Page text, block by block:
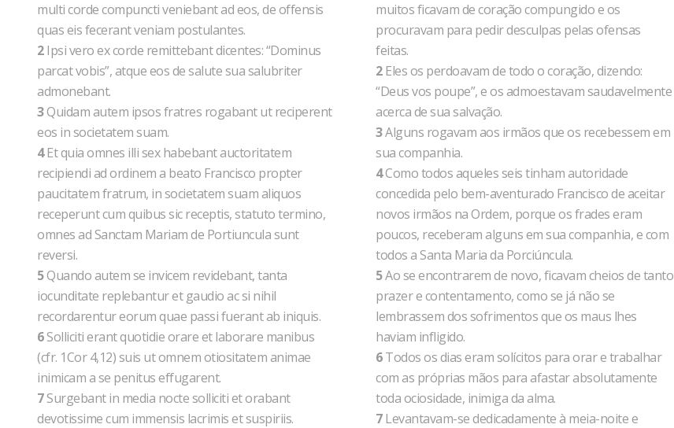
multi corde compuncti veniebant ad eos, de offensis
quas eis fecerant veniam postulantes.
2Ipsi vero ex corde remittebant dicentes: “Dominus
parcat vobis”, atque eos de salute sua salubriter
admonebant.
3Quidam autem ipsos fratres rogabant ut reciperent
eos in societatem suam.
4Et quia omnes illi sex habebant auctoritatem
recipiendi ad ordinem a beato Francisco propter
paucitatem fratrum, in societatem suam aliquos
receperunt cum quibus sic receptis, statuto termino,
omnes ad Sanctam Mariam de Portiuncula sunt
reversi.
5Quando autem se invicem revidebant, tanta
iocunditate replebantur et gaudio ac si nihil
recordarentur eorum quae passi fuerant ab iniquis.
6Solliciti erant quotidie orare et laborare manibus
(cfr. 1Cor 4,12) suis ut omnem otiositatem animae
inimicam a se penitus effugarent.
7Surgebant in media nocte solliciti et orabant
devotissime cum immensis lacrimis et suspiriis.
muitos ficavam de coração compungido e os
procuravam para pedir desculpas pelas ofensas
feitas.
2Eles os perdoavam de todo o coração, dizendo:
“Deus vos poupe”, e os admoestavam saudavelmente
acerca de sua salvação.
3Alguns rogavam aos irmãos que os recebessem em
sua companhia.
4Como todos aqueles seis tinham autoridade
concedida pelo bem-aventurado Francisco de aceitar
novos irmãos na Ordem, porque os frades eram
poucos, receberam alguns em sua companhia, e com
todos a Santa Maria da Porciúncula.
5Ao se encontrarem de novo, ficavam cheios de tanto
prazer e contentamento, como se já não se
lembrassem dos sofrimentos que os maus lhes
haviam infligido.
6Todos os dias eram solícitos para orar e trabalhar
com as próprias mãos para afastar absolutamente
toda ociosidade, inimiga da alma.
7Levantavam-se dedicadamente à meia-noite e